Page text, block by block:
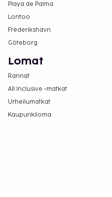
Playa de Palma
Lontoo
Frederikshavn
Göteborg
Lomat
Rannat
All Inclusive -matkat
Urheilumatkat
Kaupunkiloma